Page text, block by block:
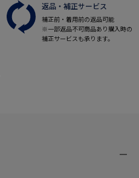
返品・補正サービス
補正前・着用前の返品可能
※一部返品不可商品あり購入時の
補正サービスも承ります。